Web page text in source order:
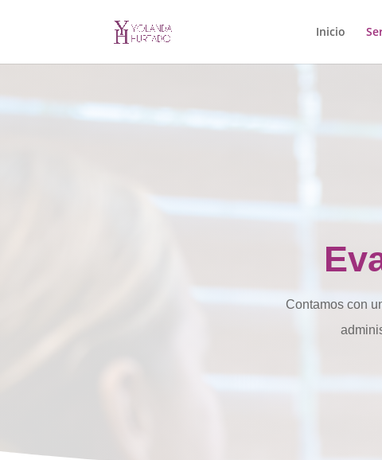
Inicio
Contamos con